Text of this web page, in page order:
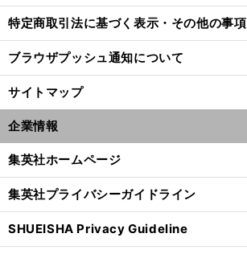
特定商取引法に基づく表示・その他の事項
ブラウザプッシュ通知について
サイトマップ
企業情報
集英社ホームページ
集英社プライバシーガイドライン
SHUEISHA Privacy Guideline